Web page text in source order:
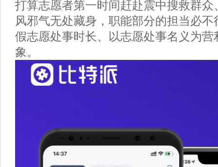
打算志愿者第一时间赶赴震中搜救群众
风邪气无处藏身，职能部分的担当必
假志愿处事时长、以志愿处事名义为营
象。